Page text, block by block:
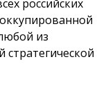
российских
из
стратегической